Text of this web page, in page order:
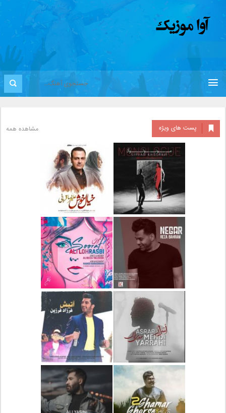
پست های ویژه مشاهده همه
دانلود آلبوم جدید سیروان
خسروی بنام مونولوگ
دانلود آهنگ جدید علیرضا
قربانی بنام خیال خوش
دانلود آهنگ جدید رضا
بهرام بنام نگار
دانلود آهنگ جدید علی
لهراسبی بنام صورت
دانلود آهنگ جدید مهدی
یراحی بنام اسرار
دانلود آهنگ جدید فرزاد
فرزین بنام آتیش